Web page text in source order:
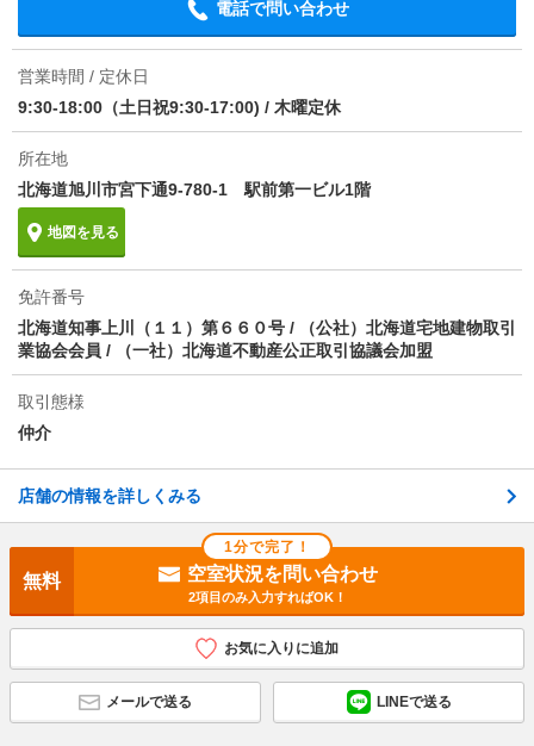
1分で完了！入力2項目！
この物件にお問い合わせ
フロンティア尾形 2階
5.5万円 (管理費 -)
3LDK｜66.21m²｜2階/4階建
問い合わせ
問い合わせ
０００円／年
ほか初期費用
その他諸費用 安心サービス２４ １６５０円（月額）
情報更新日
物件備考
［退去時費用 ストーブ分解清掃料実費負担※故意・
家賃１カ月かかります）／【ペットを飼う場合】小型
犬２匹まで相談可（猫不可）・契約時に礼金１カ月
保証会社:株式会社オリコフォレントインシュア
電話で問い合わせ
営業時間 / 定休日
9:30-18:00（土日祝9:30-17:00) / 木曜定休
所在地
北海道旭川市宮下通9-780-1 駅前第一ビル1階
地図を見る
免許番号
北海道知事上川（１１）第６６０号 / （公社）北海道宅地建物取引
業協会会員 / （一社）北海道不動産公正取引協議会加盟
取引態様
仲介
店舗の情報を詳しくみる
1分で完了！
無料 空室状況を問い合わせ
2項目のみ入力すればOK！
お気に入りに追加
メールで送る LINEで送る